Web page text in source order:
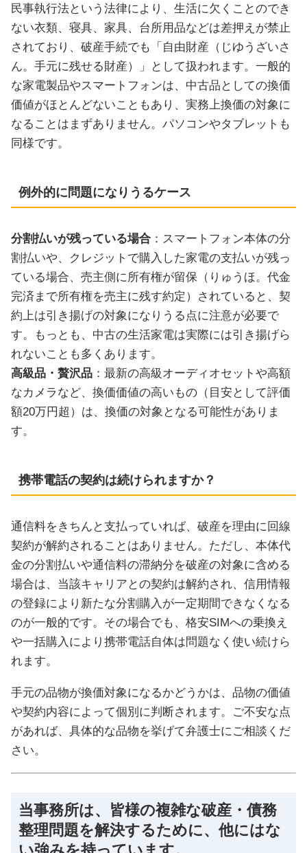
民事執行法という法律により、生活に欠くことのでき
ない衣類、寝具、家具、台所用品などは差押えが禁止
されており、破産手続でも「自由財産（じゆうざいさ
ん。手元に残せる財産）」として扱われます。一般的
な家電製品やスマートフォンは、中古品としての換価
価値がほとんどないこともあり、実務上換価の対象に
なることはまずありません。パソコンやタブレットも
同様です。
例外的に問題になりうるケース
分割払いが残っている場合：スマートフォン本体の分
割払いや、クレジットで購入した家電の支払いが残っ
ている場合、売主側に所有権が留保（りゅうほ。代金
完済まで所有権を売主に残す約定）されていると、契
約上は引き揚げの対象になりうる点に注意が必要で
す。もっとも、中古の生活家電は実際には引き揚げら
れないことも多くあります。
高級品・贅沢品：最新の高級オーディオセットや高額
なカメラなど、換価価値の高いもの（目安として評価
額20万円超）は、換価の対象となる可能性がありま
す。
携帯電話の契約は続けられますか？
通信料をきちんと支払っていれば、破産を理由に回線
契約が解約されることはありません。ただし、本体代
金の分割払いや通信料の滞納分を破産の対象に含める
場合は、当該キャリアとの契約は解約され、信用情報
の登録により新たな分割購入が一定期間できなくなる
のが一般的です。その場合でも、格安SIMへの乗換え
や一括購入により携帯電話自体は問題なく使い続けら
れます。
手元の品物が換価対象になるかどうかは、品物の価値
や契約内容によって個別に判断されます。ご不安な点
があれば、具体的な品物を挙げて弁護士にご相談くだ
さい。
当事務所は、皆様の複雑な破産・債務
整理問題を解決するために、他にはな